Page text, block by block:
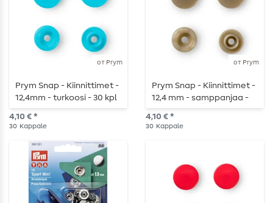
от Prym
Prym Snap - Kiinnittimet -
12,4mm - turkoosi - 30 kpl
4,10 € *
30 Kappale
от Prym
Prym Snap - Kiinnittimet -
12,4 mm - samppanjaa -
30 kpl
4,10 € *
30 Kappale